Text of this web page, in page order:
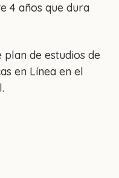
4 años que dura
de estudios de
en Línea en el